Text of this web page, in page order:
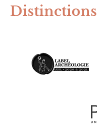
Distinctions